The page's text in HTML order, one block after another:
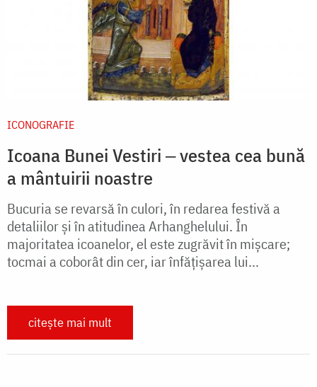
ICONOGRAFIE
Icoana Bunei Vestiri ‒ vestea cea bună
a mântuirii noastre
Bucuria se revarsă în culori, în redarea festivă a
detaliilor şi în atitudinea Arhanghelului. În
majoritatea icoanelor, el este zugrăvit în mișcare;
tocmai a coborât din cer, iar înfăţişarea lui...
citește mai mult